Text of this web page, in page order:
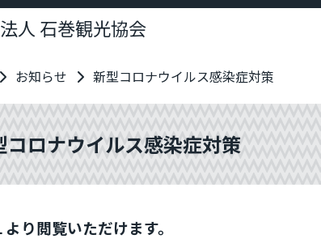
人 石巻観光協会
お知らせ 新型コロナウイルス感染症対策
コロナウイルス感染症対策
り閲覧いただけます。